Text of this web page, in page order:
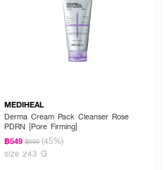
MEDIHEAL
Derma Cream Pack Cleanser Rose
PDRN [Pore Firming]
฿549 ฿999 (45%)
size 243 G